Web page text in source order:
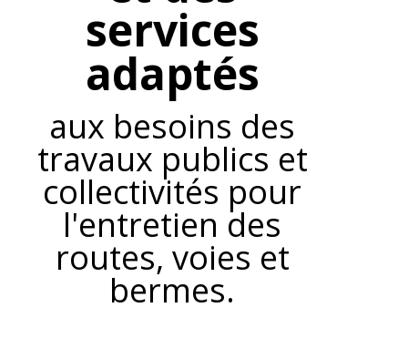
services
adaptés
aux besoins des
travaux publics et
collectivités pour
l'entretien des
routes, voies et
bermes.